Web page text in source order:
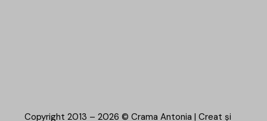
Copyright 2013 – 2026 © Crama Antonia | Creat și